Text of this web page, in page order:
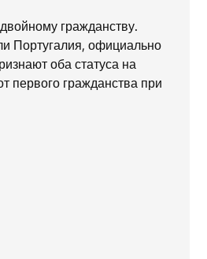
гражданству.
Португалия, официально
оба статуса на
первого гражданства при